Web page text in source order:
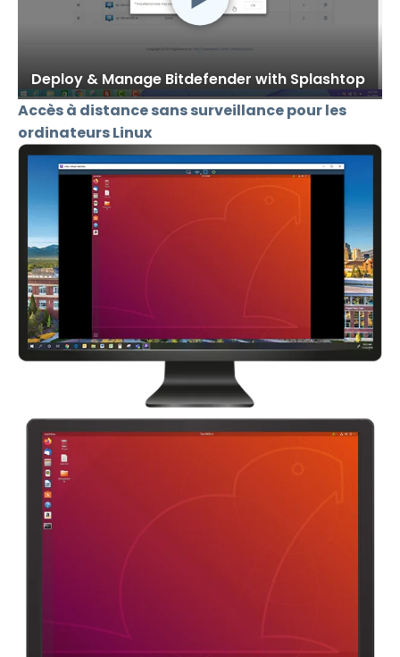
Deploy & Manage Bitdefender with Splashtop
Accès à distance sans surveillance pour les
ordinateurs Linux